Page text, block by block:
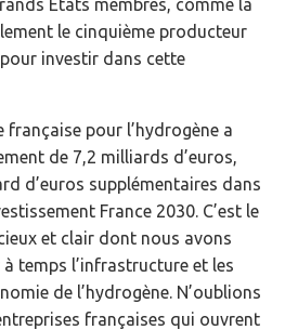
le cinquième producteur
pour investir dans cette
pour l’hydrogène a
de 7,2 milliards d’euros,
d’euros supplémentaires dans
France 2030. C’est le
et clair dont nous avons
temps l’infrastructure et les
de l’hydrogène. N’oublions
françaises qui ouvrent